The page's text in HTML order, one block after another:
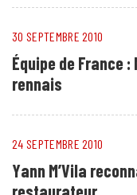
30 SEPTEMBRE 2010
Équipe de France
rennais
24 SEPTEMBRE 2010
Yann M’Vila